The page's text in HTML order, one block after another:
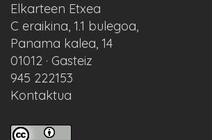
Elkarteen Etxea
C eraikina, 1.1 bulegoa,
Panama kalea, 14
01012 · Gasteiz
945 222153
Kontaktua